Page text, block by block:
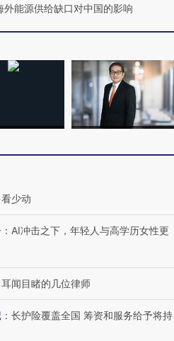
人道危
班牙
湖北宜昌局部短时降雨
128毫米 紧急转移近
哈尔
雨 3
链博
外能源供给缺口对中国的影响
少动
： AI冲击之下，年轻人与高学历女性更
耳闻目睹的几位律师
： 长护险覆盖全国 筹资和服务给予将持